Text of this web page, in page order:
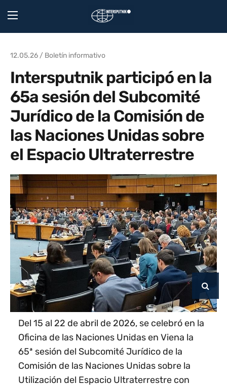
12.05.26 / Boletín informativo
Intersputnik participó en la
65a sesión del Subcomité
Jurídico de la Comisión de
las Naciones Unidas sobre
el Espacio Ultraterrestre
Del 15 al 22 de abril de 2026, se celebró en la
Oficina de las Naciones Unidas en Viena la
65ª sesión del Subcomité Jurídico de la
Comisión de las Naciones Unidas sobre la
Utilización del Espacio Ultraterrestre con